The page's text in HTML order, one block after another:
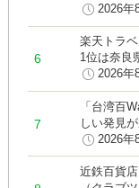
2026年
楽天トラ
1位は奈良
2026年
「台湾百
しい発見
2026年
近鉄百貨